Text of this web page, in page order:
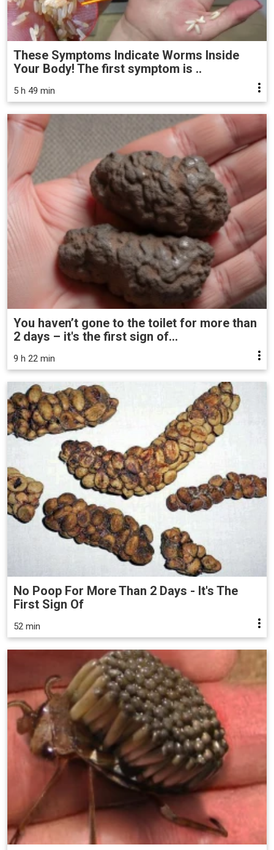
These Symptoms Indicate Worms Inside
Your Body! The first symptom is ..
5 h 49 min
You haven’t gone to the toilet for more than
2 days – it's the first sign of...
9 h 22 min
No Poop For More Than 2 Days - It's The
First Sign Of
52 min